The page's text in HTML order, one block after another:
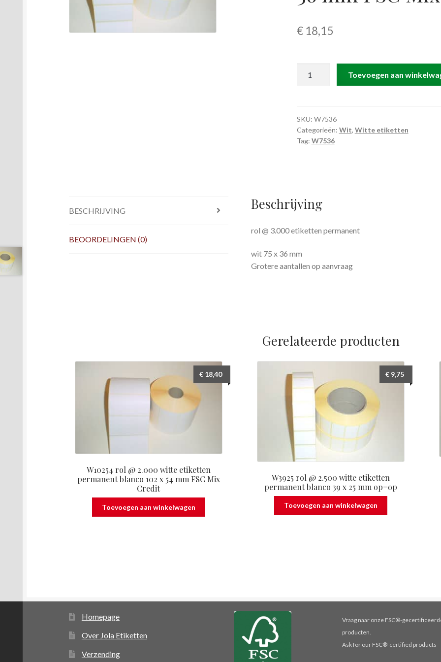
€18,15
witte
etiketten
permanent
mm
Mix
aantal
Toevoegen aan
SKU: W7536
Categorieën: Wit, Witte etiketten
Tag: W7536
BESCHRIJVING
BEOORDELINGEN (0)
Beschrijving
rol @ 3.000 etiketten permanent
wit 75 x 36 mm
Grotere aantallen op aanvraag
Gerelateerde producten
W10254 rol @ 2.000 witte etiketten
permanent blanco 102 x 54 mm FSC Mix
Credit
€18,40
Toevoegen aan winkelwagen
W3925 rol @ 2.500 witte etiketten
permanent blanco 39 x 25 mm op=op
€9,75
Toevoegen aan winkelwagen
Homepage
Over Jola Etiketten
Verzending
Vraag naar onze FSC®-
producten.
Ask for our FSC®-certified products